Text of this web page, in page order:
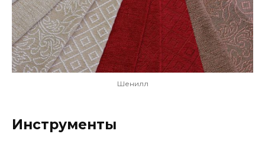
Шенилл
Инструменты